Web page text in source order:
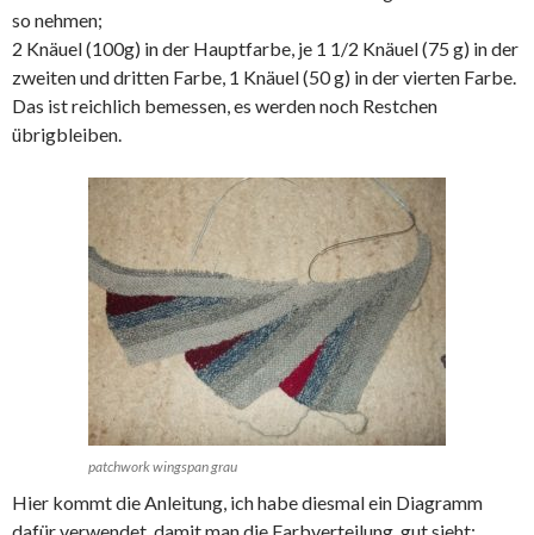
so nehmen;
2 Knäuel (100g) in der Hauptfarbe, je 1 1/2 Knäuel (75 g) in der
zweiten und dritten Farbe, 1 Knäuel (50 g) in der vierten Farbe.
Das ist reichlich bemessen, es werden noch Restchen
übrigbleiben.
patchwork wingspan grau
Hier kommt die Anleitung, ich habe diesmal ein Diagramm